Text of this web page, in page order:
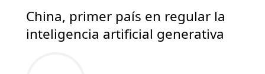
China, primer país en regular la
inteligencia artificial generativa